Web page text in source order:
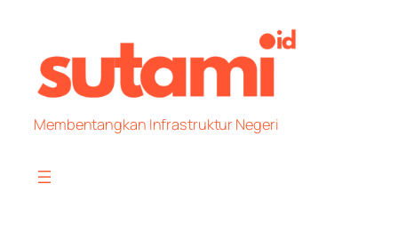
content
Membentangkan Infrastruktur Negeri